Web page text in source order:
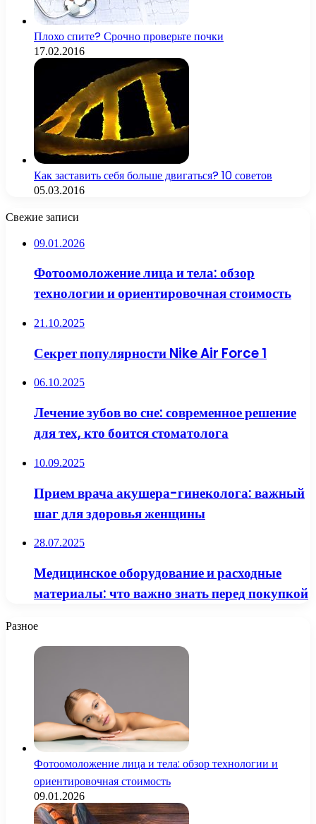
Плохо спите? Срочно проверьте почки
17.02.2016
Как заставить себя больше двигаться? 10 советов
05.03.2016
Свежие записи
09.01.2026
Фотоомоложение лица и тела: обзор
технологии и ориентировочная стоимость
21.10.2025
Секрет популярности Nike Air Force 1
06.10.2025
Лечение зубов во сне: современное решение
для тех, кто боится стоматолога
10.09.2025
Прием врача акушера-гинеколога: важный
шаг для здоровья женщины
28.07.2025
Медицинское оборудование и расходные
материалы: что важно знать перед покупкой
Разное
Фотоомоложение лица и тела: обзор технологии и
ориентировочная стоимость
09.01.2026